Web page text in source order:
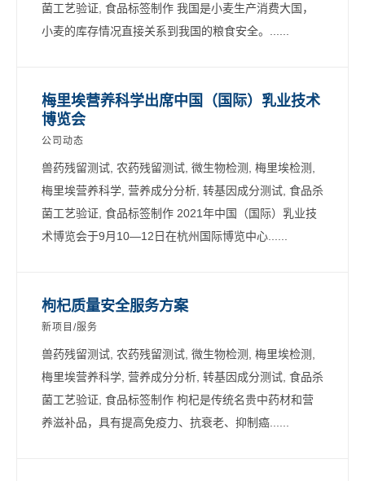
菌工艺验证, 食品标签制作 我国是小麦生产消费大国，
小麦的库存情况直接关系到我国的粮食安全。......
梅里埃营养科学出席中国（国际）乳业技术
博览会
公司动态
兽药残留测试, 农药残留测试, 微生物检测, 梅里埃检测,
梅里埃营养科学, 营养成分分析, 转基因成分测试, 食品杀
菌工艺验证, 食品标签制作 2021年中国（国际）乳业技
术博览会于9月10—12日在杭州国际博览中心......
枸杞质量安全服务方案
新项目/服务
兽药残留测试, 农药残留测试, 微生物检测, 梅里埃检测,
梅里埃营养科学, 营养成分分析, 转基因成分测试, 食品杀
菌工艺验证, 食品标签制作 枸杞是传统名贵中药材和营
养滋补品，具有提高免疫力、抗衰老、抑制癌......